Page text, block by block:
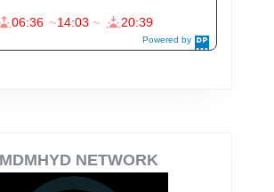
NETWORK